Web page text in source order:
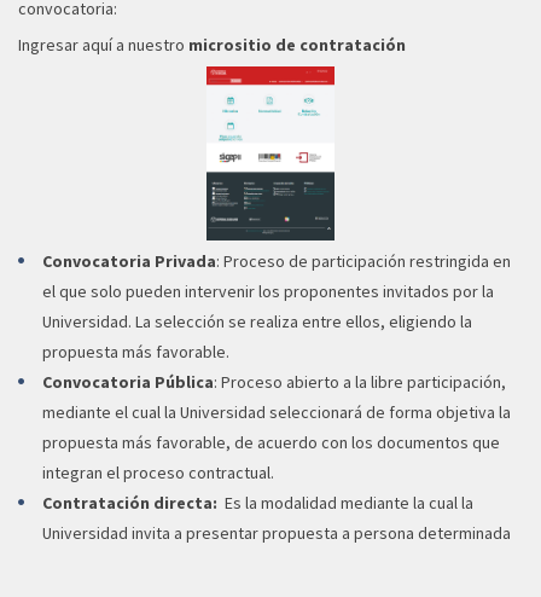
convocatoria:
Ingresar aquí a nuestro micrositio de contratación
Convocatoria Privada: Proceso de participación restringida en
el que solo pueden intervenir los proponentes invitados por la
Universidad. La selección se realiza entre ellos, eligiendo la
propuesta más favorable.
Convocatoria Pública: Proceso abierto a la libre participación,
mediante el cual la Universidad seleccionará de forma objetiva la
propuesta más favorable, de acuerdo con los documentos que
integran el proceso contractual.
Contratación directa: Es la modalidad mediante la cual la
Universidad invita a presentar propuesta a persona determinada